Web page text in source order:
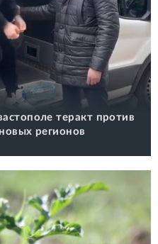
теракт против
регионов